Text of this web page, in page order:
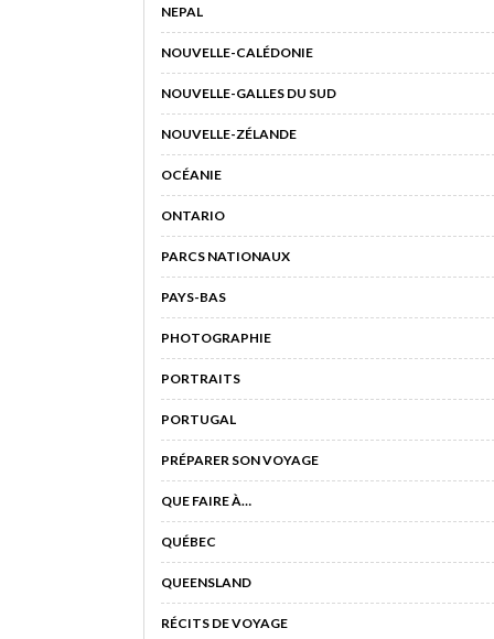
NEPAL
NOUVELLE-CALÉDONIE
NOUVELLE-GALLES DU SUD
NOUVELLE-ZÉLANDE
OCÉANIE
ONTARIO
PARCS NATIONAUX
PAYS-BAS
PHOTOGRAPHIE
PORTRAITS
PORTUGAL
PRÉPARER SON VOYAGE
QUE FAIRE À…
QUÉBEC
QUEENSLAND
RÉCITS DE VOYAGE